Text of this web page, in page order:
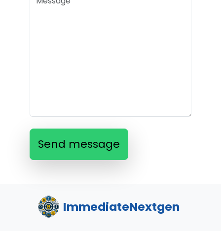
Send message
ImmediateNextgen